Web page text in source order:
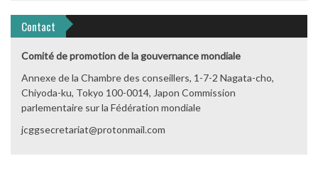
Contact
Comité de promotion de la gouvernance mondiale
Annexe de la Chambre des conseillers, 1-7-2 Nagata-cho,
Chiyoda-ku, Tokyo 100-0014, Japon Commission
parlementaire sur la Fédération mondiale
jcggsecretariat@protonmail.com